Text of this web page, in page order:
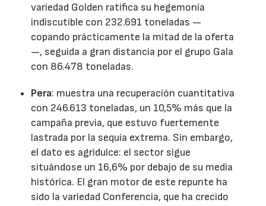
variedad Golden ratifica su hegemonía
indiscutible con 232.691 toneladas —
copando prácticamente la mitad de la oferta
—, seguida a gran distancia por el grupo Gala
con 86.478 toneladas.
Pera: muestra una recuperación cuantitativa
con 246.613 toneladas, un 10,5% más que la
campaña previa, que estuvo fuertemente
lastrada por la sequía extrema. Sin embargo,
el dato es agridulce: el sector sigue
situándose un 16,6% por debajo de su media
histórica. El gran motor de este repunte ha
sido la variedad Conferencia, que ha crecido